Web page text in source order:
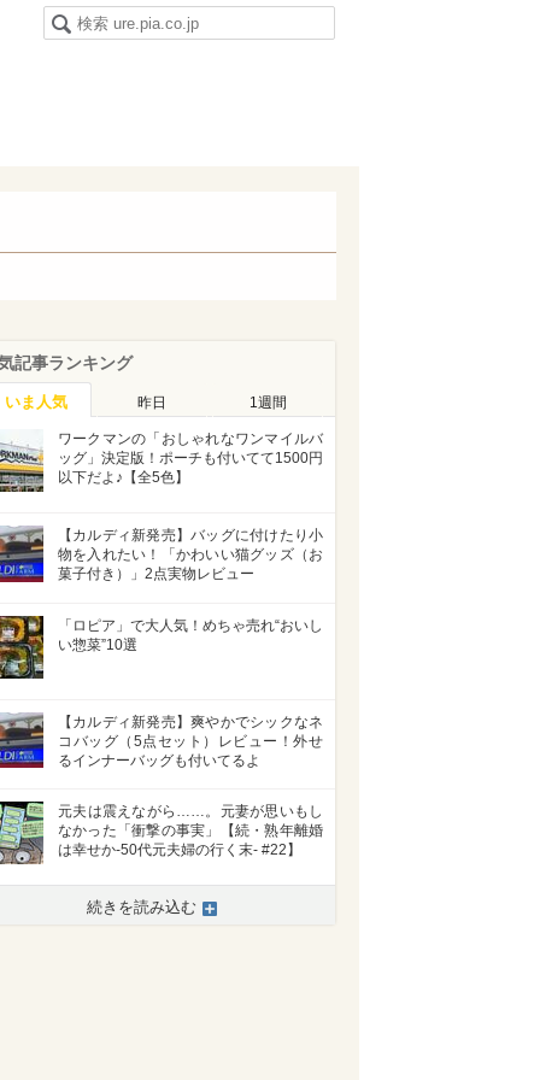
記事ランキング
いま人気 昨日 1週間
ワークマンの「おしゃれなワンマイルバ
ッグ」決定版！ポーチも付いてて1500円
以下だよ♪【全5色】
【カルディ新発売】バッグに付けたり小
物を入れたい！「かわいい猫グッズ（お
菓子付き）」2点実物レビュー
「ロピア」で大人気！めちゃ売れ“おいし
い惣菜”10選
【カルディ新発売】爽やかでシックなネ
コバッグ（5点セット）レビュー！外せ
るインナーバッグも付いてるよ
元夫は震えながら……。元妻が思いもし
なかった「衝撃の事実」【続・熟年離婚
は幸せか-50代元夫婦の行く末- #22】
続きを読み込む